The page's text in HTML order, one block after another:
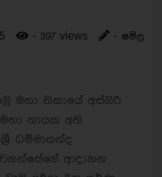
- 397 views
- ෂමිල
මහා නිකායේ අස්ගිරි
නායක අති
ධම්මානන්ද
ආදාහන